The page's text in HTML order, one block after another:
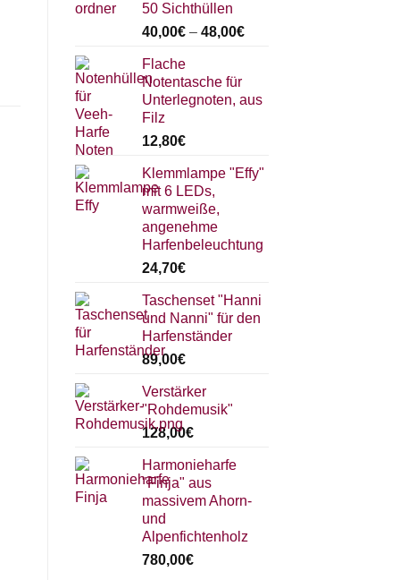
50 Sichthüllen
40,00€– 48,00€
Flache
Notentasche für
Unterlegnoten, aus
Filz
12,80€
Klemmlampe "Effy"
mit 6 LEDs,
warmweiße,
angenehme
Harfenbeleuchtung
24,70€
Taschenset "Hanni
und Nanni" für den
Harfenständer
89,00€
Verstärker
"Rohdemusik"
128,00€
Harmonieharfe
"Finja" aus
massivem Ahorn-
und
Alpenfichtenholz
780,00€